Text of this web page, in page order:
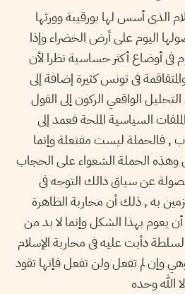
الذى أسس لها بورقيبة وورثها
اليوم على أرض الخضراء وإذا
فى أوضاع أكثر حساسية نظرا لأن
فى تونس كثيرة إضافة إلى
الواقعي الركون إلى القول
السياسية الملحة فعمد إلى
, فالحملة ليست مفتعلة وإنما
وهذه الحملة الشعواء على الحجاب
عن سياق ذالك التوجه فى
به , ذلك أن محاربة الظاهرة
أن يعوم بهذا الشكل وإنما لا بد من
دأبت عليه فى محاربة الإسلام
وإن لم تفعل ولن تفعل فإنها تقود
الله وحده